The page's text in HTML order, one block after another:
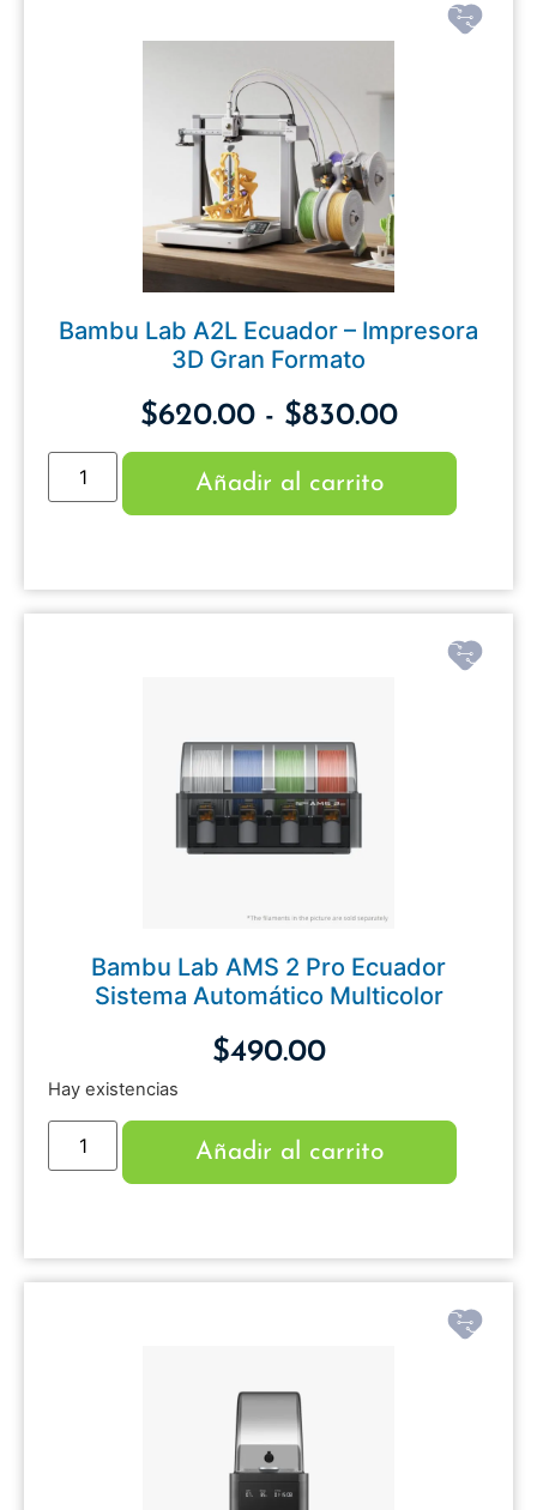
Bambu Lab A2L Ecuador – Impresora
3D Gran Formato
$620.00 - $830.00
Añadir al carrito
Bambu Lab AMS 2 Pro Ecuador
Sistema Automático Multicolor
$490.00
Hay existencias
Añadir al carrito